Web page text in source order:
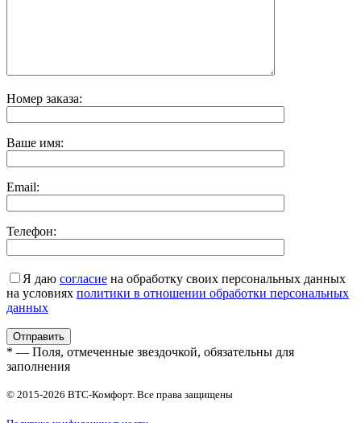
Номер заказа:
Ваше имя:
Email:
Телефон:
Я даю согласие на обработку своих персональных данных
на условиях политики в отношении обработки персональных
данных
* — Поля, отмеченные звездочкой, обязательны для
заполнения
© 2015-2026 ВТС-Комфорт. Все права защищены